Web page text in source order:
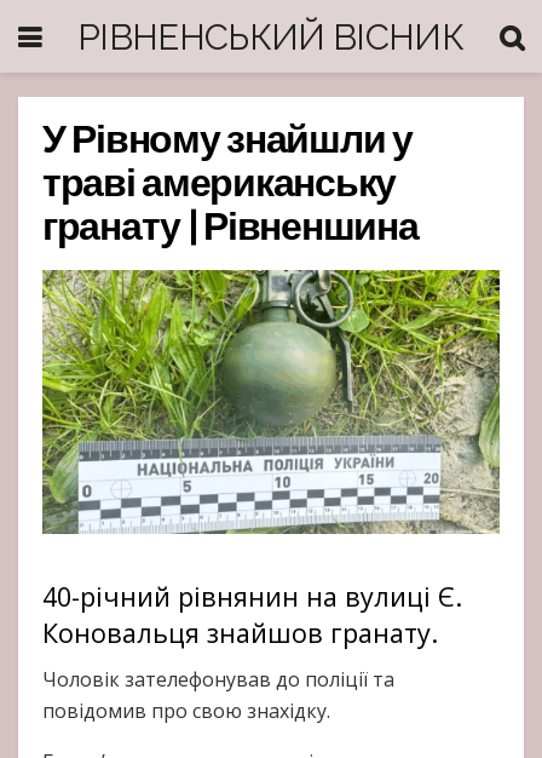
РІВНЕНСЬКИЙ ВІСНИК
У Рівному знайшли у
траві американську
гранату | Рівненшина
40-річний рівнянин на вулиці Є.
Коновальця знайшов гранату.
Чоловік зателефонував до поліції та
повідомив про свою знахідку.